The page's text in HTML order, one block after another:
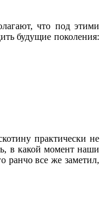
что под этими
будущие поколения:
практически не
в какой момент наши
ранчо все же заметил,